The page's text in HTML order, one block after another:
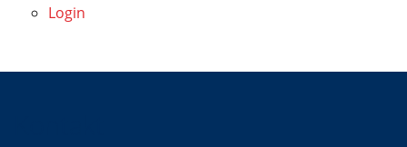
Login